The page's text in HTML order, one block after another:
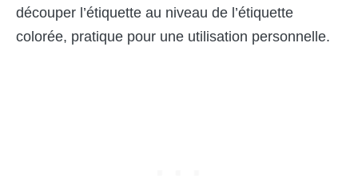
découper l’étiquette au niveau de l’étiquette
colorée, pratique pour une utilisation personnelle.